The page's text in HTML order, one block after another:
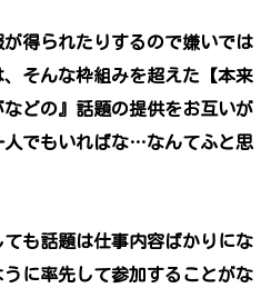
得られたりするので嫌いでは
そんな枠組みを超えた【本来
どの』話題の提供をお互いが
人でもいればな…なんてふと思
も話題は仕事内容ばかりにな
に率先して参加することがな